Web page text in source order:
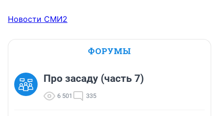
Новости СМИ2
ФОРУМЫ
Про засаду (часть 7)
6 501 335